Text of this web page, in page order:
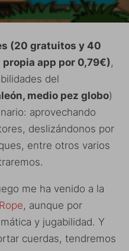
(20 gratuitos y 40
propia app por 0,79€),
del
medio pez globo)
aprovechando
deslizándonos por
entre otros varios
me ha venido a la
, aunque por
y jugabilidad. Y
cuerdas, tendremos